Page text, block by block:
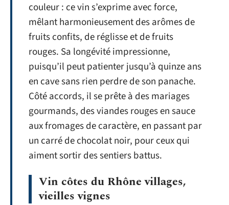
couleur : ce vin s’exprime avec force,
mêlant harmonieusement des arômes de
fruits confits, de réglisse et de fruits
rouges. Sa longévité impressionne,
puisqu’il peut patienter jusqu’à quinze ans
en cave sans rien perdre de son panache.
Côté accords, il se prête à des mariages
gourmands, des viandes rouges en sauce
aux fromages de caractère, en passant par
un carré de chocolat noir, pour ceux qui
aiment sortir des sentiers battus.
Vin côtes du Rhône villages,
vieilles vignes